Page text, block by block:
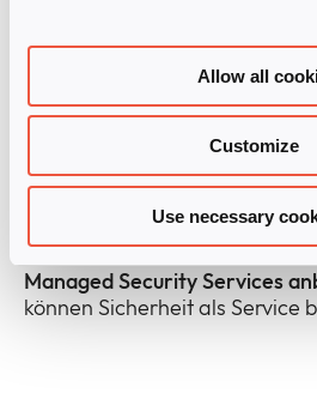
Allow all
Customize
Use necessary
KI-gestützte
Proaktive
entscheidend. Wir beraten Sie
optimalen Produkte für Ihre
Kunden für Phishing und
das Infinigate Security
Managed Security Services
können Sicherheit als Service